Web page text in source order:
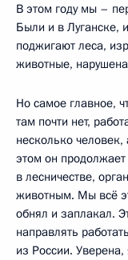
В этом году мы –
Были и в Луганске,
поджигают леса,
животные,
Но самое главное,
там почти нет,
несколько
этом он
в лесничестве,
животным. Мы всё
обнял и заплакал.
направлять
из России.